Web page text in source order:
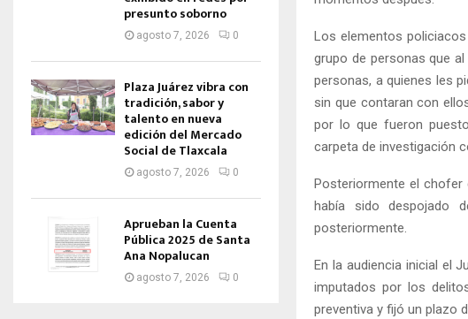
Los elementos
grupo de personas que
personas, a quienes les
sin que contaran con
por lo que fueron
carpeta de investigación
Posteriormente el
había sido despojado
posteriormente.
En la audiencia inicial el
imputados por los
preventiva y fijó un plazo
presunto soborno
agosto 7, 2026 0
Plaza Juárez vibra con
tradición, sabor y
talento en nueva
edición del Mercado
Social de Tlaxcala
agosto 7, 2026 0
Aprueban la Cuenta
Pública 2025 de Santa
Ana Nopalucan
agosto 7, 2026 0